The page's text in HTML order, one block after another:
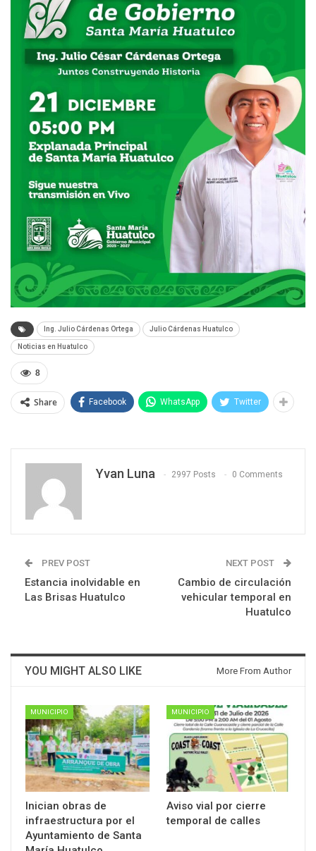
Ing. Julio Cárdenas Ortega Julio Cárdenas Huatulco
Noticias en Huatulco
8
Share Facebook WhatsApp Twitter
Yvan Luna 2997 Posts 0 Comments
PREV POST
Estancia inolvidable en
Las Brisas Huatulco
NEXT POST
Cambio de circulación
vehicular temporal en
Huatulco
YOU MIGHT ALSO LIKE More From Author
MUNICIPIO
Inician obras de
infraestructura por el
Ayuntamiento de Santa
MUNICIPIO
Aviso vial por cierre
temporal de calles